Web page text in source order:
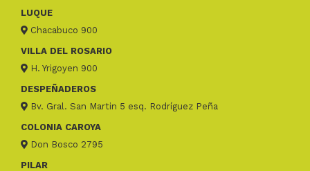
LUQUE
Chacabuco 900
VILLA DEL ROSARIO
H. Yrigoyen 900
DESPEÑADEROS
Bv. Gral. San Martin 5 esq. Rodríguez Peña
COLONIA CAROYA
Don Bosco 2795
PILAR